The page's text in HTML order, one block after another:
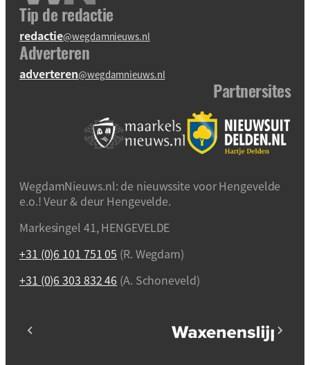
Tip de redactie
redactie@wegdamnieuws.nl
Adverteren
adverteren@wegdamnieuws.nl
Partnersites
WegdamNieuws.nl: de nieuwssite voor Hengevelde
e.o.! Veur & deur Hengevelde.
Markesingel 41, HENGEVELDE
+31 (0)6 101 751 05 (R. Wegdam)
+31 (0)6 303 832 46 (A. Schoneveld)